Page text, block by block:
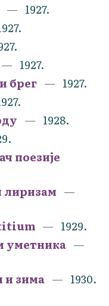
1927.
1927.
брег
1927.
1928.
поезије
лиризам
1929.
уметника
и зима
1930.